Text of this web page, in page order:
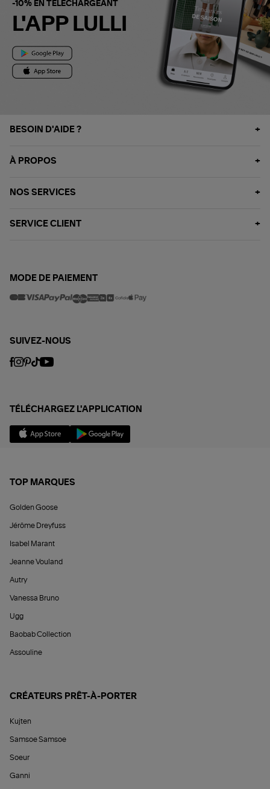
-10% EN TÉLÉCHARGEANT
L'APP LULLI
BESOIN D'AIDE ?
À PROPOS
NOS SERVICES
SERVICE CLIENT
MODE DE PAIEMENT
SUIVEZ-NOUS
TÉLÉCHARGEZ L'APPLICATION
TOP MARQUES
Golden Goose
Jérôme Dreyfuss
Isabel Marant
Jeanne Vouland
Autry
Vanessa Bruno
Ugg
Baobab Collection
Assouline
CRÉATEURS PRÊT-À-PORTER
Kujten
Samsoe Samsoe
Soeur
Ganni